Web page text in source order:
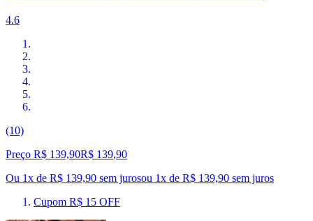
4.6
(10)
Preço R$ 139,90R$ 139,90
Ou 1x de R$ 139,90 sem jurosou 1x de R$ 139,90 sem juros
Cupom R$ 15 OFF